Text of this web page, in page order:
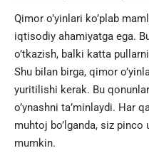
Qimor o’yinlari ko’plab
iqtisodiy ahamiyatga ega.
o’tkazish, balki katta
Shu bilan birga, qimor
yuritilishi kerak. Bu
o’ynashni ta’minlaydi. Har
muhtoj bo’lganda, siz pinco
mumkin.